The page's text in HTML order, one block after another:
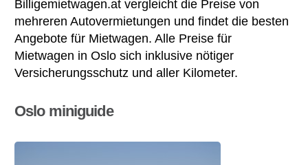
Billigemietwagen.at vergleicht die Preise von
mehreren Autovermietungen und findet die besten
Angebote für Mietwagen. Alle Preise für
Mietwagen in Oslo sich inklusive nötiger
Versicherungsschutz und aller Kilometer.
Oslo miniguide